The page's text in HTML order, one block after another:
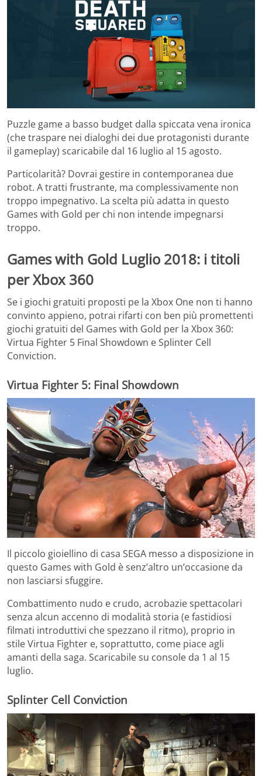
Puzzle game a basso budget dalla spiccata vena ironica
(che traspare nei dialoghi dei due protagonisti durante
il gameplay) scaricabile dal 16 luglio al 15 agosto.
Particolarità? Dovrai gestire in contemporanea due
robot. A tratti frustrante, ma complessivamente non
troppo impegnativo. La scelta più adatta in questo
Games with Gold per chi non intende impegnarsi
troppo.
Games with Gold Luglio 2018: i titoli
per Xbox 360
Se i giochi gratuiti proposti pe la Xbox One non ti hanno
convinto appieno, potrai rifarti con ben più promettenti
giochi gratuiti del Games with Gold per la Xbox 360:
Virtua Fighter 5 Final Showdown e Splinter Cell
Conviction.
Virtua Fighter 5: Final Showdown
Il piccolo gioiellino di casa SEGA messo a disposizione in
questo Games with Gold è senz’altro un’occasione da
non lasciarsi sfuggire.
Combattimento nudo e crudo, acrobazie spettacolari
senza alcun accenno di modalità storia (e fastidiosi
filmati introduttivi che spezzano il ritmo), proprio in
stile Virtua Fighter e, soprattutto, come piace agli
amanti della saga. Scaricabile su console da 1 al 15
luglio.
Splinter Cell Conviction